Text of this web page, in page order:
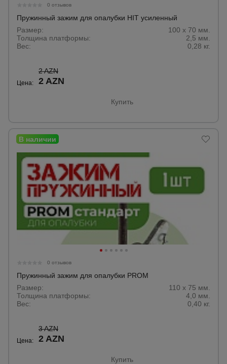
0 отзывов
Пружинный зажим для опалубки HIT усиленный
Размер:
100 х 70 мм.
Толщина платформы:
2,5 мм.
Вес:
0,28 кг.
Цена:
2 AZN
2 AZN
Купить
0 отзывов
Пружинный зажим для опалубки PROM
Размер:
110 х 75 мм.
Толщина платформы:
4,0 мм.
Вес:
0,40 кг.
Цена:
3 AZN
2 AZN
Купить
и
комплекты
Сварочные
аппараты
пушки
Металл и